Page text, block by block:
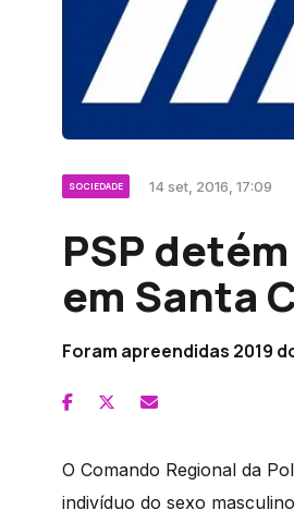
SOCIEDADE 14 set, 2016, 17:09
PSP
em Santa
Foram apreendidas 2019
O Comando Regional da
indivíduo do sexo